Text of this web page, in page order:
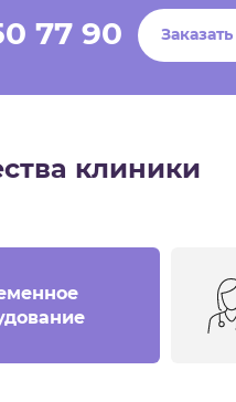
77 90
клиники